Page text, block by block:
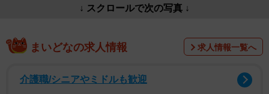
↓ スクロールで次の写真 ↓
まいどなの求人情報 求人情報一覧へ
介護職/シニアやミドルも歓迎